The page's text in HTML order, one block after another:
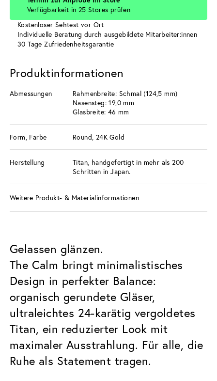
Verfügbarkeit in 25 Stores prüfen
Kostenloser Sehtest vor Ort
Individuelle Beratung durch ausgebildete Mitarbeiter:innen
30 Tage Zufriedenheitsgarantie
Produktinformationen
Abmessungen
Rahmenbreite: Schmal (124,5 mm)
Nasensteg: 19,0 mm
Glasbreite: 46 mm
Form, Farbe Round, 24K Gold
Herstellung
Titan, handgefertigt in mehr als 200
Schritten in Japan.
Weitere Produkt- & Materialinformationen
Gelassen glänzen.
The Calm bringt minimalistisches
Design in perfekter Balance:
organisch gerundete Gläser,
ultraleichtes 24-karätig vergoldetes
Titan, ein reduzierter Look mit
maximaler Ausstrahlung. Für alle, die
Ruhe als Statement tragen.